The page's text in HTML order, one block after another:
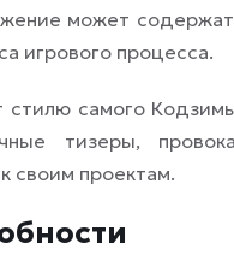
может
игрового процесса.
самого
тизеры,
своим проектам.